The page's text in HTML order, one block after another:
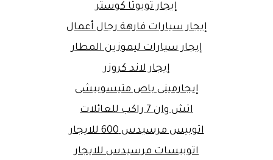
إيجار تويوتا كوستر
إيجار سيارات فارهة رجال أعمال
إيجار سيارات ليموزين المطار
إيجار لاند كروزر
إيجارمينى باص متيسوبيشى
اتش وان 7 راكب للعائلات
اتوبيس مرسيدس 600 للايجار
اتوبيسات مرسيدس للايجار